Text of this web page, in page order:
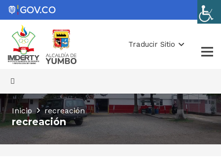
Traducir Sitio
Inicio recreación
recreación